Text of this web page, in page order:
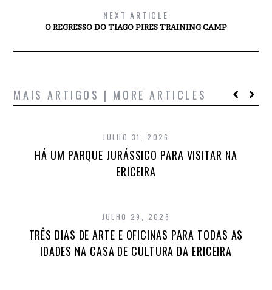
NEXT ARTICLE
O REGRESSO DO TIAGO PIRES TRAINING CAMP
MAIS ARTIGOS | MORE ARTICLES
JULHO 31, 2026
HÁ UM PARQUE JURÁSSICO PARA VISITAR NA
ERICEIRA
JULHO 29, 2026
TRÊS DIAS DE ARTE E OFICINAS PARA TODAS AS
IDADES NA CASA DE CULTURA DA ERICEIRA